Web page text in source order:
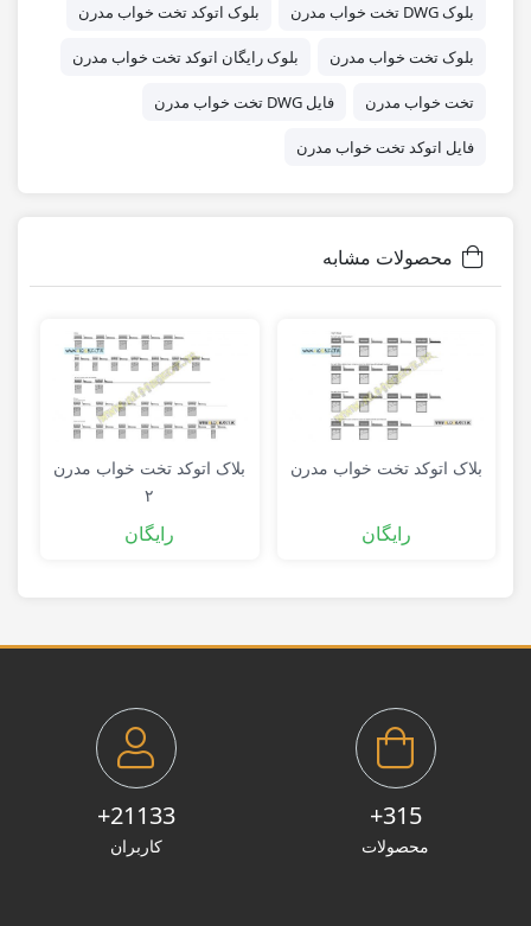
بلوک DWG تخت خواب مدرن بلوک اتوکد تخت خواب مدرن
بلوک تخت خواب مدرن بلوک رایگان اتوکد تخت خواب مدرن
تخت خواب مدرن فایل DWG تخت خواب مدرن
فایل اتوکد تخت خواب مدرن
محصولات مشابه
بلاک اتوکد تخت خواب مدرن
رایگان
بلاک اتوکد تخت خواب مدرن
۲
رایگان
315+
محصولات
21133+
کاربران